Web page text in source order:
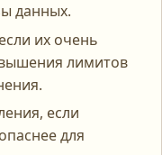
данных.
их очень
лимитов
если
для